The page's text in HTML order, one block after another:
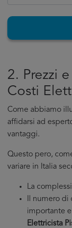
2. Prezzi e
Costi
Come abbiamo
affidarsi ad
vantaggi.
Questo pero,
variare in Italia
La
Il numero
importante
Elettricista